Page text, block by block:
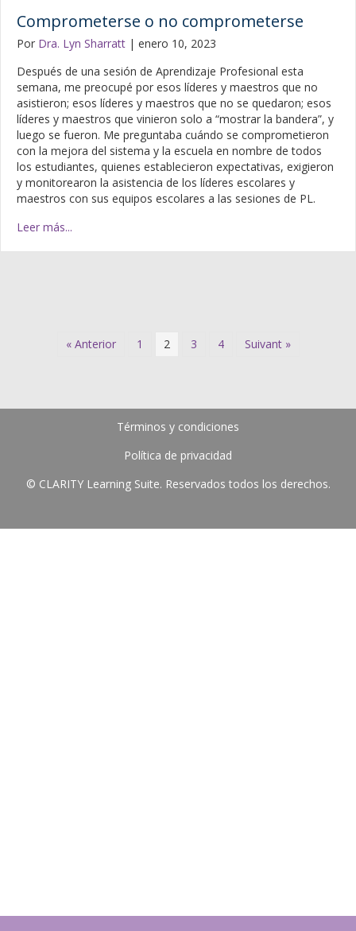
Comprometerse o no comprometerse
Por Dra. Lyn Sharratt | enero 10, 2023
Después de una sesión de Aprendizaje Profesional esta
semana, me preocupé por esos líderes y maestros que no
asistieron; esos líderes y maestros que no se quedaron; esos
líderes y maestros que vinieron solo a “mostrar la bandera”, y
luego se fueron. Me preguntaba cuándo se comprometieron
con la mejora del sistema y la escuela en nombre de todos
los estudiantes, quienes establecieron expectativas, exigieron
y monitorearon la asistencia de los líderes escolares y
maestros con sus equipos escolares a las sesiones de PL.
Leer más...
« Anterior 1 2 3 4 Suivant »
Términos y condiciones
Política de privacidad
© CLARITY Learning Suite. Reservados todos los derechos.